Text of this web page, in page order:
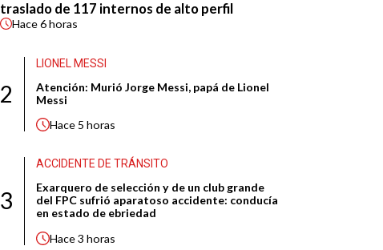
traslado de 117 internos de alto perfil
Hace6 horas
2
LIONEL MESSI
Atención: Murió Jorge Messi, papá de Lionel
Messi
Hace 5 horas
3
ACCIDENTE DE TRÁNSITO
Exarquero de selección y de un club grande
del FPC sufrió aparatoso accidente: conducía
en estado de ebriedad
Hace3 horas